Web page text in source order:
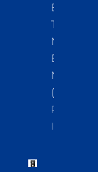
Boiler Ev
Tipi
Manuel
Espresso
Makinesi
(Yeni)
Property
Info